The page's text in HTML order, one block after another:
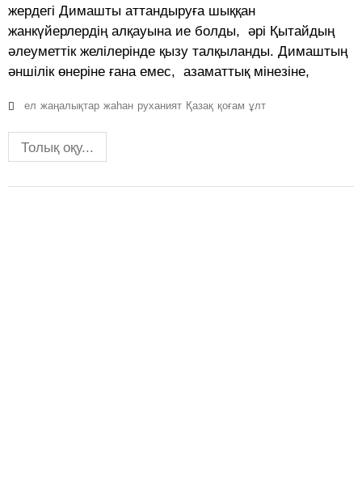
жердегі Димашты аттандыруға шыққан
жанкүйерлердің алқауына ие болды, әрі Қытайдың
әлеуметтік желілерінде қызу талқыланды. Димаштың
әншілік өнеріне ғана емес, азаматтық мінезіне,
ел жаңалықтар жаһан руханият Қазақ қоғам ұлт
Толық оқу...